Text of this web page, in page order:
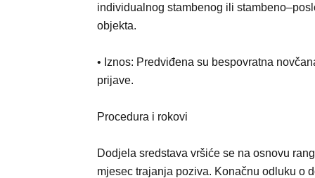
individualnog stambenog ili
objekta.
• Iznos: Predviđena su bespovratna
prijave.
Procedura i rokovi
Dodjela sredstava vršiće se na osnovu
mjesec trajanja poziva. Konačnu odluku o